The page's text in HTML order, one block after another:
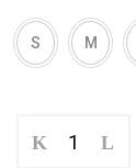
S M
Bơi